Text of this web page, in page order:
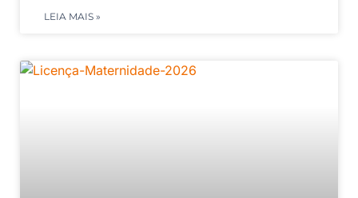
LEIA MAIS »